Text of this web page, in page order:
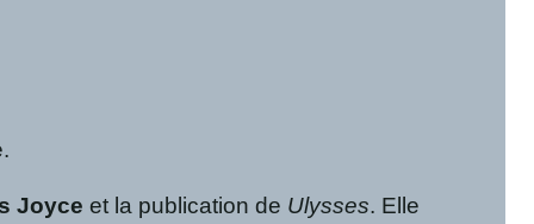
Joyce et la publication de Ulysses. Elle